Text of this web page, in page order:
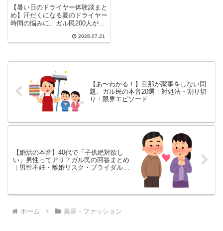
ーラーで乾かすコツ
【暑い日のドライヤー体験談まと
め】汗だくになる夏のドライヤー
時間の悩みに、ガル民200人がリ
冷風モードの使い方・スカルプク
る裏ワザまで、時短のコツを一気
にチェックできます。
2026.07.21
【あ〜わかる！】旦那が家事をしない問
題、ガル民の本音20選｜対処法・割り切
り・限界エピソード
【婚活の本音】40代で「子供絶対欲し
い」男性ってアリ？ガル民の回答まとめ
｜男性不妊・離婚リスク・ブライダルチ
ホーム 美容・ファッション